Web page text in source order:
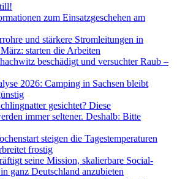
zum Einsatzgeschehen am
und stärkere Stromleitungen in
starten die Arbeiten
beschädigt und versuchter Raub –
2026: Camping in Sachsen bleibt
gesichtet? Diese
immer seltener. Deshalb: Bitte
steigen die Tagestemperaturen
frostig
seine Mission, skalierbare Social-
ganz Deutschland anzubieten